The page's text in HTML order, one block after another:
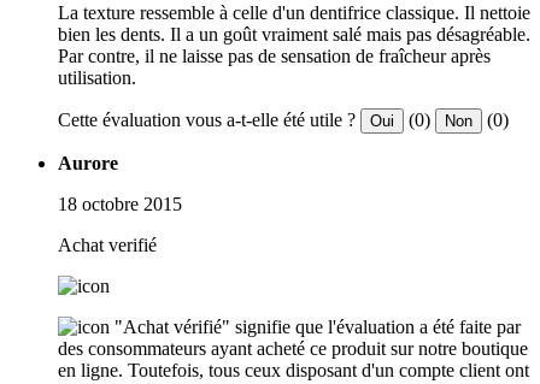
La texture ressemble à celle d'un dentifrice classique. Il nettoie
bien les dents. Il a un goût vraiment salé mais pas désagréable.
Par contre, il ne laisse pas de sensation de fraîcheur après
utilisation.
Cette évaluation vous a-t-elle été utile ? Oui (0) Non (0)
Aurore
18 octobre 2015
Achat verifié
"Achat vérifié" signifie que l'évaluation a été faite par
des consommateurs ayant acheté ce produit sur notre boutique
en ligne. Toutefois, tous ceux disposant d'un compte client ont